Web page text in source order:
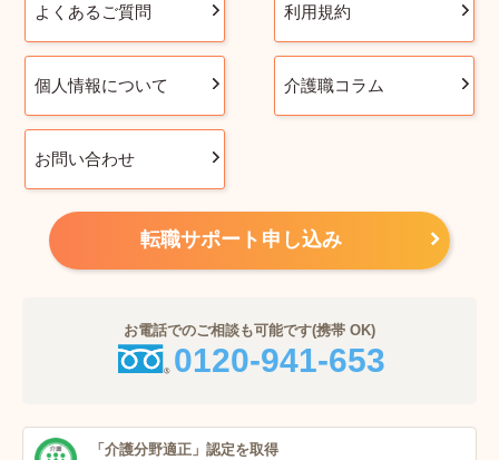
よくあるご質問 利用規約
個人情報について 介護職コラム
お問い合わせ
転職サポート申し込み
お電話でのご相談も可能です(携帯 OK)
0120-941-653
「介護分野適正」 認定を取得